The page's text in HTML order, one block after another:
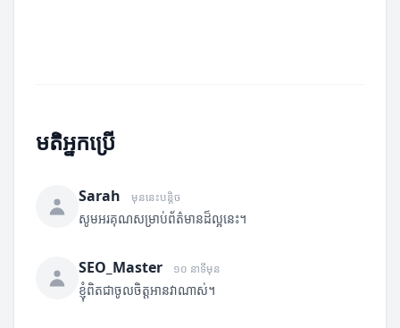
មតិអ្នកប្រើ
Sarah មុននេះបន្តិច
សូមអរគុណសម្រាប់ព័ត៌មានដ៏ល្អនេះ។
SEO_Master ១០ នាទីមុន
ខ្ញុំពិតជាចូលចិត្តអានវាណាស់។